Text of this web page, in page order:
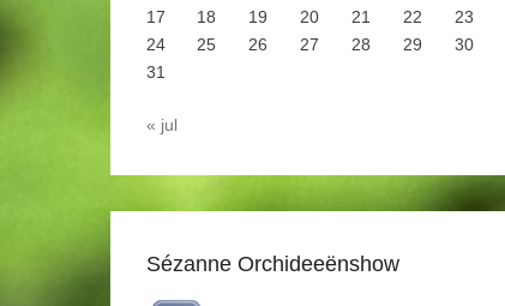
17
18 19 20 21 22
23
24
25 26 27 28 29
30
31
« jul
Sézanne Orchideeënshow